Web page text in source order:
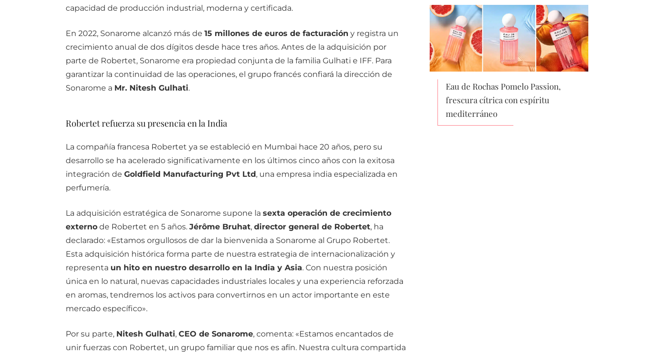
capacidad de producción industrial, moderna y certificada.
En 2022, Sonarome alcanzó más de 15 millones de euros de facturación y registra un
crecimiento anual de dos dígitos desde hace tres años. Antes de la adquisición por
parte de Robertet, Sonarome era propiedad conjunta de la familia Gulhati e IFF. Para
garantizar la continuidad de las operaciones, el grupo francés confiará la dirección de
Sonarome a Mr. Nitesh Gulhati.
Robertet refuerza su presencia en la India
La compañía francesa Robertet ya se estableció en Mumbai hace 20 años, pero su
desarrollo se ha acelerado significativamente en los últimos cinco años con la exitosa
integración de Goldfield Manufacturing Pvt Ltd, una empresa india especializada en
perfumería.
La adquisición estratégica de Sonarome supone la sexta operación de crecimiento
externode Robertet en 5 años. Jérôme Bruhat, director general de Robertet, ha
declarado: «Estamos orgullosos de dar la bienvenida a Sonarome al Grupo Robertet.
Esta adquisición histórica forma parte de nuestra estrategia de internacionalización y
representa un hito en nuestro desarrollo en la India y Asia. Con nuestra posición
única en lo natural, nuevas capacidades industriales locales y una experiencia reforzada
en aromas, tendremos los activos para convertirnos en un actor importante en este
mercado específico».
Por su parte, Nitesh Gulhati, CEO de Sonarome, comenta: «Estamos encantados de
unir fuerzas con Robertet, un grupo familiar que nos es afín. Nuestra cultura compartida
Eau de Rochas Pomelo Passion,
frescura cítrica con espíritu
mediterráneo